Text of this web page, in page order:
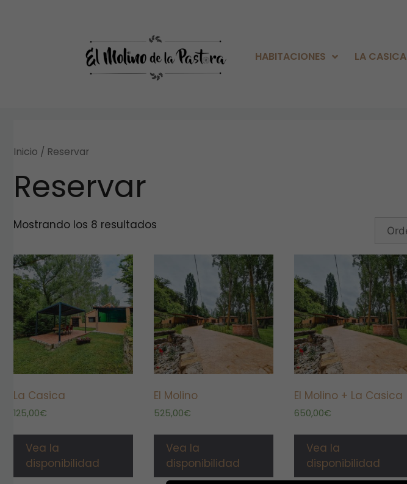
HABITACIONES LA CASICA
Inicio / Reservar
Reservar
Mostrando los 8 resultados
La Casica
125,00€
Vea la
disponibilidad
El Molino
525,00€
Vea la
disponibilidad
El Molino + La Casica
650,00€
Vea la
disponibilidad